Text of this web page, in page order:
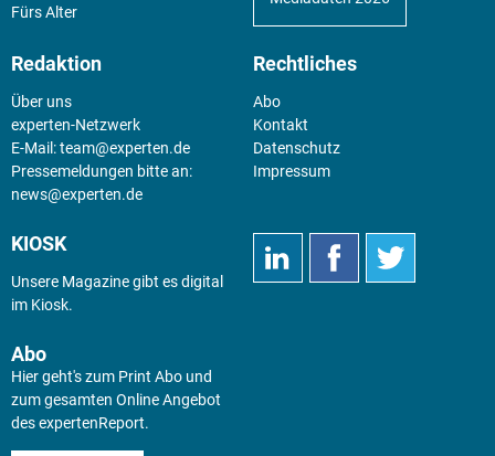
Fürs Alter
Redaktion
Über uns
experten-Netzwerk
E-Mail:team@experten.de
Pressemeldungen bitte an:
news@experten.de
Rechtliches
Abo
Kontakt
Datenschutz
Impressum
KIOSK
Unsere Magazine gibt es digital
im Kiosk.
Abo
Hier geht's zum Print Abo und
zum gesamten Online Angebot
des expertenReport.